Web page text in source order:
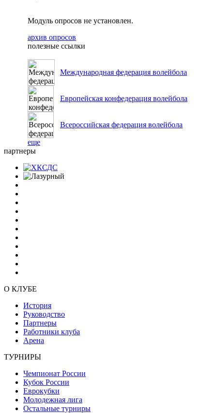
Модуль опросов не установлен.
архив опросов
полезные ссылки
Международная федерация волейбола
Европейская конфедерация волейбола
Всероссийская федерация волейбола
еще
партнеры
О КЛУБЕ
История
Руководство
Партнеры
Работники клуба
Арена
ТУРНИРЫ
Чемпионат России
Кубок России
Еврокубки
Молодежная лига
Остальные турниры